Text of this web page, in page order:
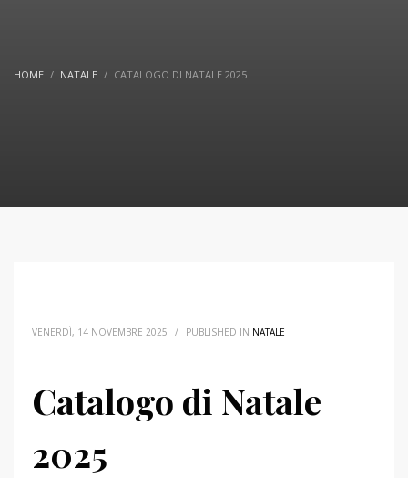
HOME NATALE CATALOGO DI NATALE 2025
VENERDÌ, 14 NOVEMBRE 2025 / PUBLISHED IN NATALE
Catalogo di Natale
2025